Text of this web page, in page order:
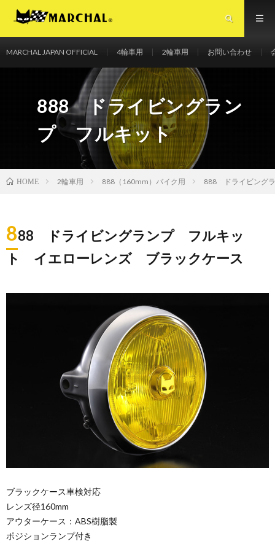
マーシャルジャパンオフィシャルサイト
MARCHAL JAPAN OFFICIAL 4輪車用 2輪車用 お問い合わせ
888 ドライビングラン
プ フルキット
HOME 2輪車用 888（160mm）バイク用 888 ドライビング
888 ドライビングランプ フルキッ
ト イエローレンズ ブラックケース
ブラックケース車検対応
レンズ径160mm
アウターケース：ABS樹脂製
ポジションランプ付き